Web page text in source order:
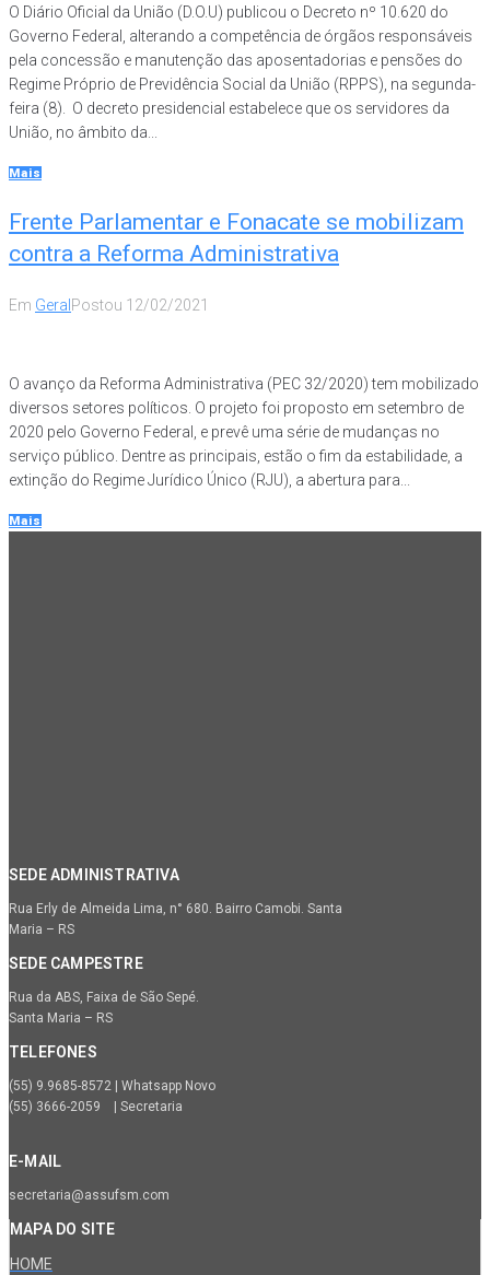
O Diário Oficial da União (D.O.U) publicou o Decreto nº 10.620 do
Governo Federal, alterando a competência de órgãos responsáveis
pela concessão e manutenção das aposentadorias e pensões do
Regime Próprio de Previdência Social da União (RPPS), na segunda-
feira (8). O decreto presidencial estabelece que os servidores da
União, no âmbito da...
Mais
Frente Parlamentar e Fonacate se mobilizam
contra a Reforma Administrativa
Em GeralPostou 12/02/2021
O avanço da Reforma Administrativa (PEC 32/2020) tem mobilizado
diversos setores políticos. O projeto foi proposto em setembro de
2020 pelo Governo Federal, e prevê uma série de mudanças no
serviço público. Dentre as principais, estão o fim da estabilidade, a
extinção do Regime Jurídico Único (RJU), a abertura para...
Mais
SEDE ADMINISTRATIVA
Rua Erly de Almeida Lima, n° 680. Bairro Camobi. Santa
Maria – RS
SEDE CAMPESTRE
Rua da ABS, Faixa de São Sepé.
Santa Maria – RS
TELEFONES
(55) 9.9685-8572 | Whatsapp Novo
(55) 3666-2059 | Secretaria
E-MAIL
secretaria@assufsm.com
MAPA DO SITE
HOME